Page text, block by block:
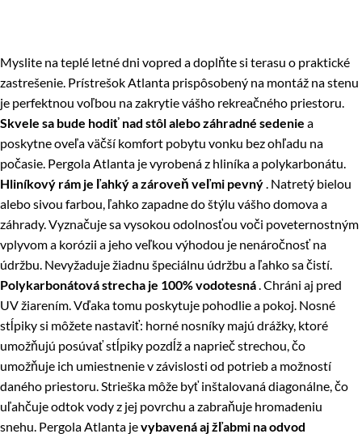
Myslite na teplé letné dni vopred a doplňte si terasu o praktické
zastrešenie. Prístrešok Atlanta prispôsobený na montáž na stenu
je perfektnou voľbou na zakrytie vášho rekreačného priestoru.
Skvele sa bude hodiť nad stôl alebo záhradné sedenie a
poskytne oveľa väčší komfort pobytu vonku bez ohľadu na
počasie. Pergola Atlanta je vyrobená z hliníka a polykarbonátu.
Hliníkový rám je ľahký a zároveň veľmi pevný. Natretý bielou
alebo sivou farbou, ľahko zapadne do štýlu vášho domova a
záhrady. Vyznačuje sa vysokou odolnosťou voči poveternostným
vplyvom a korózii a jeho veľkou výhodou je nenáročnosť na
údržbu. Nevyžaduje žiadnu špeciálnu údržbu a ľahko sa čistí.
Polykarbonátová strecha je 100% vodotesná. Chráni aj pred
UV žiarením. Vďaka tomu poskytuje pohodlie a pokoj. Nosné
stĺpiky si môžete nastaviť: horné nosníky majú drážky, ktoré
umožňujú posúvať stĺpiky pozdĺž a naprieč strechou, čo
umožňuje ich umiestnenie v závislosti od potrieb a možností
daného priestoru. Strieška môže byť inštalovaná diagonálne, čo
uľahčuje odtok vody z jej povrchu a zabraňuje hromadeniu
snehu. Pergola Atlanta jevybavená aj žľabmi na odvod